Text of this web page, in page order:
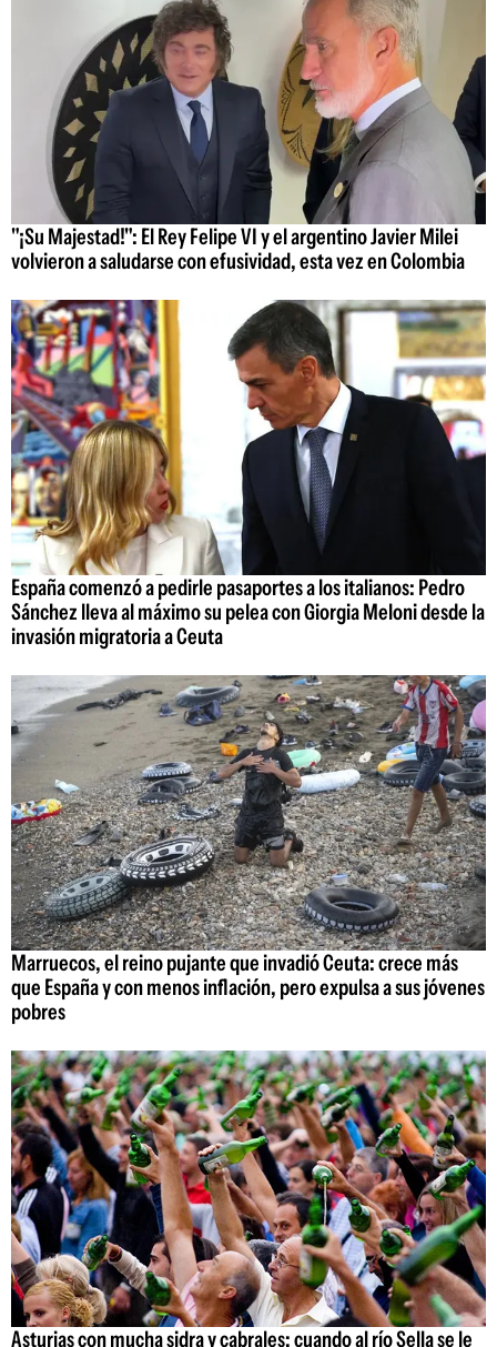
"¡Su Majestad!": El Rey Felipe VI y el argentino Javier Milei
volvieron a saludarse con efusividad, esta vez en Colombia
España comenzó a pedirle pasaportes a los italianos: Pedro
Sánchez lleva al máximo su pelea con Giorgia Meloni desde la
invasión migratoria a Ceuta
Marruecos, el reino pujante que invadió Ceuta: crece más
que España y con menos inflación, pero expulsa a sus jóvenes
pobres
Asturias con mucha sidra y cabrales: cuando al río Sella se le